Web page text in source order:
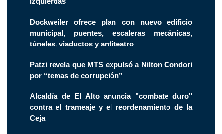
Dockweiler ofrece plan con nuevo edificio
municipal, puentes, escaleras mecánicas,
túneles, viaductos y anfiteatro
Patzi revela que MTS expulsó a Nilton Condori
por “temas de corrupción”
Alcaldía de El Alto anuncia "combate duro"
contra el trameaje y el reordenamiento de la
Ceja